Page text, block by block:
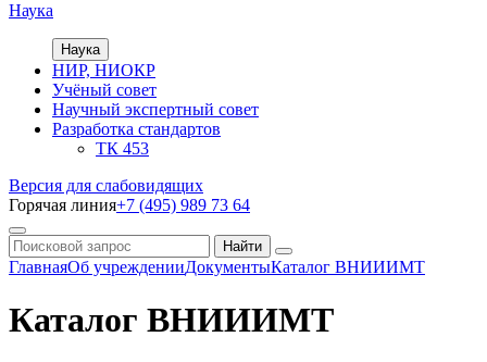
Наука
Наука
НИР, НИОКР
Учёный совет
Научный экспертный совет
Разработка стандартов
ТК 453
Версия для слабовидящих
Горячая линия+7 (495) 989 73 64
ГлавнаяОб учрежденииДокументыКаталог ВНИИИМТ
Каталог ВНИИИМТ